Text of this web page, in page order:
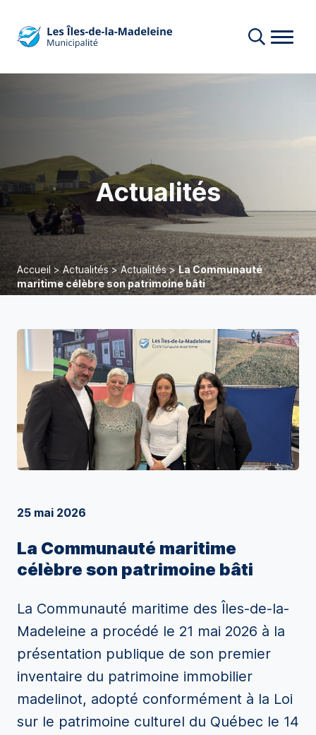
Actualités
Accueil>Actualités>Actualités>La Communauté
maritime célèbre son patrimoine bâti
25 mai 2026
La Communauté maritime
célèbre son patrimoine bâti
La Communauté maritime des Îles-de-la-
Madeleine a procédé le 21 mai 2026 à la
présentation publique de son premier
inventaire du patrimoine immobilier
madelinot, adopté conformément à la Loi
sur le patrimoine culturel du Québec le 14